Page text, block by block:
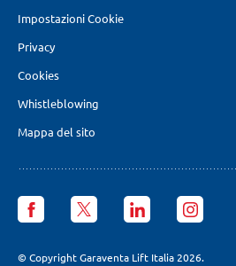
Impostazioni Cookie
Privacy
Cookies
Whistleblowing
Mappa del sito
Garaventa
Lift
page
Garaventa
Lift
page
Garaventa
Lift
page
Garaventa
Lift
page
© Copyright Garaventa Lift Italia 2026.